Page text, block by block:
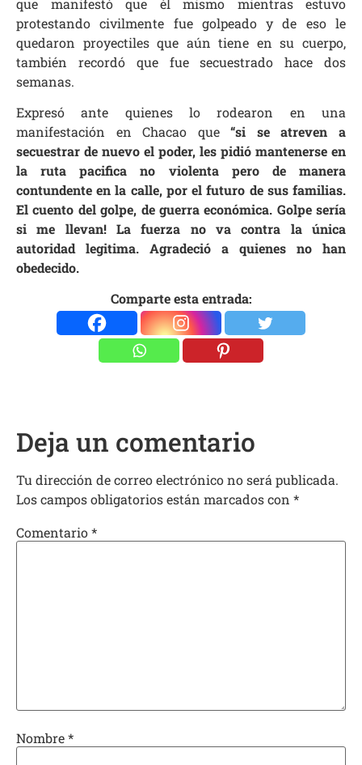
protestando civilmente fue golpeado y de eso le
quedaron proyectiles que aún tiene en su cuerpo,
también recordó que fue secuestrado hace dos
semanas.
Expresó ante quienes lo rodearon en una
manifestación en Chacao que“si se atreven a
secuestrar de nuevo el poder, les pidió mantenerse en
la ruta pacifica no violenta pero de manera
contundente en la calle, por el futuro de sus familias.
El cuento del golpe, de guerra económica. Golpe sería
si me llevan! La fuerza no va contra la única
autoridad legitima. Agradeció a quienes no han
obedecido.
Comparte esta entrada:
Deja un comentario
Tu dirección de correo electrónico no será publicada.
Los campos obligatorios están marcados con *
Comentario*
Nombre*